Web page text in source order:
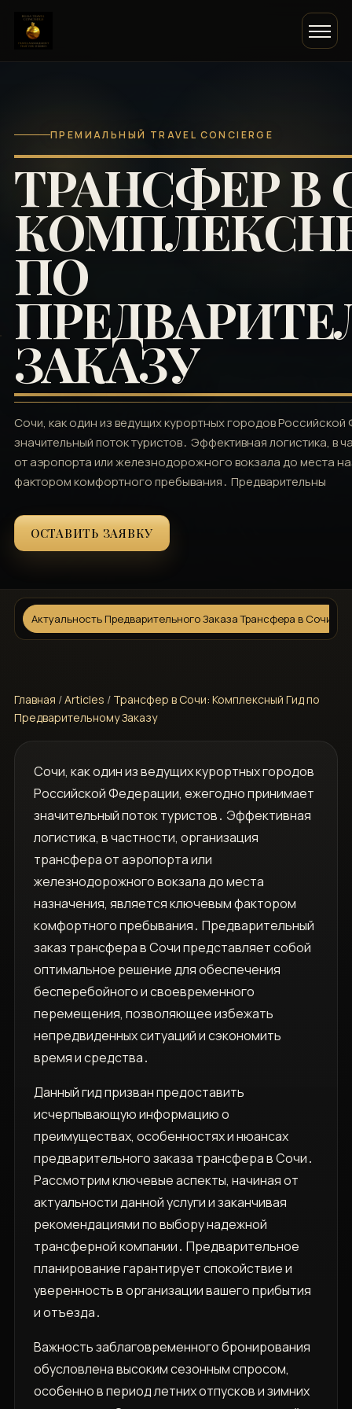
ПРЕМИАЛЬНЫЙ TRAVEL CONCIERGE
ТРАНСФЕР В
ПО
ЗАКАЗУ
Сочи, как один из ведущих курортных городов
значительный поток туристов․ Эффективная логистика, в
от аэропорта или железнодорожного вокзала до места
фактором комфортного пребывания․ Предварительны
ОСТАВИТЬ ЗАЯВКУ
Актуальность Предварительного Заказа Трансфера в Сочи
Главная /Articles / Трансфер в Сочи: Комплексный Гид по
Предварительному Заказу
Сочи, как один из ведущих курортных городов
Российской Федерации, ежегодно принимает
значительный поток туристов․ Эффективная
логистика, в частности, организация
трансфера от аэропорта или
железнодорожного вокзала до места
назначения, является ключевым фактором
комфортного пребывания․ Предварительный
заказ трансфера в Сочи представляет собой
оптимальное решение для обеспечения
бесперебойного и своевременного
перемещения, позволяющее избежать
непредвиденных ситуаций и сэкономить
время и средства․
Данный гид призван предоставить
исчерпывающую информацию о
преимуществах, особенностях и нюансах
предварительного заказа трансфера в Сочи․
Рассмотрим ключевые аспекты, начиная от
актуальности данной услуги и заканчивая
рекомендациями по выбору надежной
трансферной компании․ Предварительное
планирование гарантирует спокойствие и
уверенность в организации вашего прибытия
и отъезда․
Важность заблаговременного бронирования
обусловлена высоким сезонным спросом,
особенно в период летних отпусков и зимних